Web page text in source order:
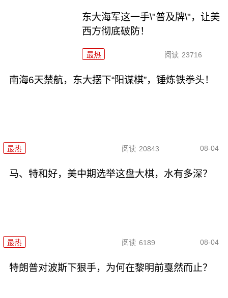
东大海军这一手\"普及牌\"，让美
西方彻底破防！
最热 阅读 23716
南海6天禁航，东大摆下“阳谋棋”，锤炼铁拳头！
最热 阅读 20843 08-04
马、特和好，美中期选举这盘大棋，水有多深？
最热 阅读 6189 08-04
特朗普对波斯下狠手，为何在黎明前戛然而止？